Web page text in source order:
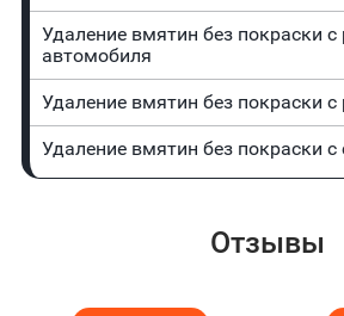
Удаление вмятин без покраски с
автомобиля
Удаление вмятин без покраски с
Удаление вмятин без покраски с
Отзывы